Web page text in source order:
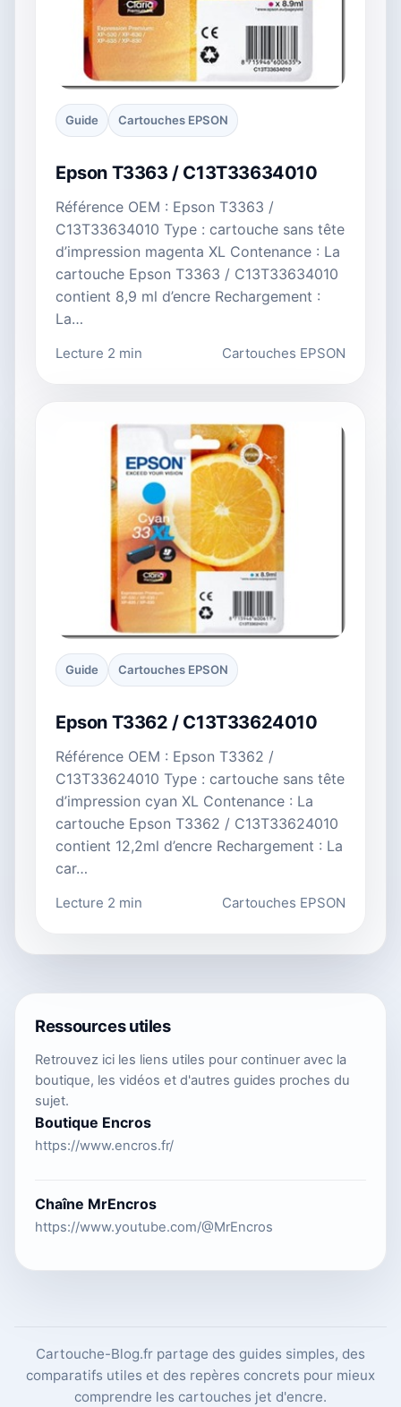
Guide Cartouches EPSON
Epson T3363 / C13T33634010
Référence OEM : Epson T3363 /
C13T33634010 Type : cartouche sans tête
d’impression magenta XL Contenance : La
cartouche Epson T3363 / C13T33634010
contient 8,9 ml d’encre Rechargement :
La…
Lecture 2 min Cartouches EPSON
Guide Cartouches EPSON
Epson T3362 / C13T33624010
Référence OEM : Epson T3362 /
C13T33624010 Type : cartouche sans tête
d’impression cyan XL Contenance : La
cartouche Epson T3362 / C13T33624010
contient 12,2ml d’encre Rechargement : La
car…
Lecture 2 min Cartouches EPSON
Ressources utiles
Retrouvez ici les liens utiles pour continuer avec la
boutique, les vidéos et d'autres guides proches du
sujet.
Boutique Encros
https://www.encros.fr/
Chaîne MrEncros
https://www.youtube.com/@MrEncros
Cartouche-Blog.fr partage des guides simples, des
comparatifs utiles et des repères concrets pour mieux
comprendre les cartouches jet d'encre.